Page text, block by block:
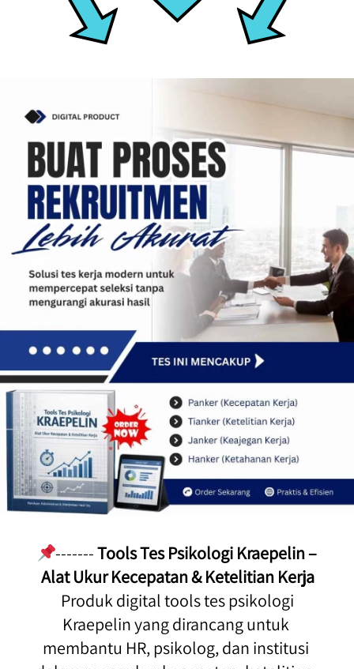
------- Tools Tes Psikologi Kraepelin –
Alat Ukur Kecepatan & Ketelitian Kerja
Kraepelin yang dirancang untuk
membantu HR, psikolog, dan institusi